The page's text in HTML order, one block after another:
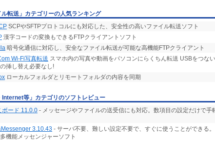
ル転送」カテゴリーの人気ランキング
SCPやSFTPプロトコルにも対応した、安全性の高いファイル転送ソフト
漢字コードの変換もできるFTPクライアントソフト
暗号化通信に対応し、安全なファイル転送が可能な高機能FTPクライアント
Wi-Fi写真転送 スマホ内の写真や動画をパソコンにらくちん転送 USBをつな
の挿し替え必要なし!
ローカルフォルダとリモートフォルダの内容を同期
Internet等」カテゴリのソフトレビュー
ボード 11.0.0 - メッセージやファイルの送受信にも対応。数項目の設定だけで手
3.10.43 - サーバ不要、難しい設定不要で、すぐに使うことができる
多機能メッセンジャーソフト